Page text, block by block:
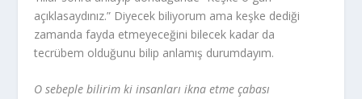
açıklasaydınız.” Diyecek biliyorum ama keşke dediği
zamanda fayda etmeyeceğini bilecek kadar da
tecrübem olduğunu bilip anlamış durumdayım.
O sebeple bilirim ki insanları ikna etme çabası